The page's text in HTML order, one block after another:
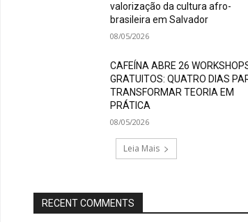
valorização da cultura afro-
brasileira em Salvador
08/05/2026
CAFEÍNA ABRE 26
GRATUITOS: QUATRO DIAS
TRANSFORMAR TEORIA EM
PRÁTICA
08/05/2026
Leia Mais
RECENT COMMENTS